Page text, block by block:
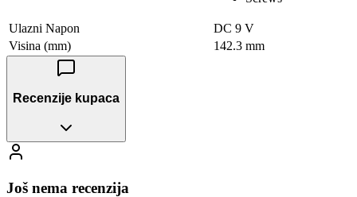
Ulazni Napon
DC 9 V
Visina (mm)
142.3 mm
Recenzije kupaca
Još nema recenzija